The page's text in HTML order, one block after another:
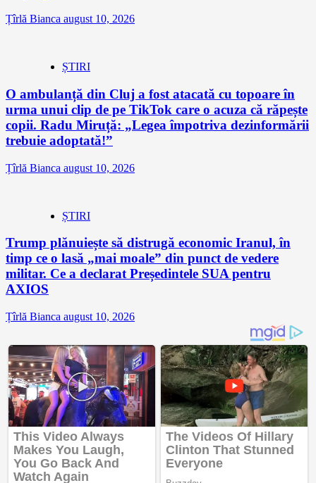
Țîrlă Bianca august 10, 2026
ȘTIRI
O ambulanță din Cluj a fost atacată cu topoare în
urma unui clip de pe TikTok care o acuza că răpește
copii. Radu Miruță: „Legea împotriva dezinformării
trebuie adoptată!”
Țîrlă Bianca august 10, 2026
ȘTIRI
Trump plănuiește să distrugă economic Iranul, în
timp ce o lasă „mai moale” din punct de vedere
militar. Ce a declarat Președintele SUA pentru
AXIOS
Țîrlă Bianca august 10, 2026